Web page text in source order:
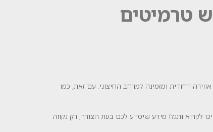
טרמיטים
ייחודית ומזמינה למרחב החיצוני. עם זאת, כמו
ותגלו מידע שיסייע לכם בעת הצורך, רק נקווה